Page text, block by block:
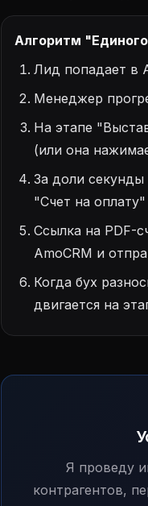
Алгоритм
Лид попадает в
Менеджер
На этапе
(или она
За доли
"Счет на
Ссылка на PDF-
AmoCRM и
Когда бух
двигается на
Я проведу
контрагентов,